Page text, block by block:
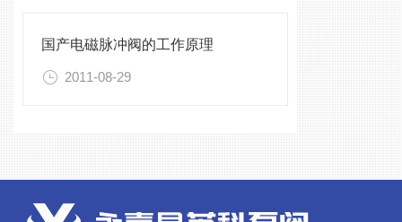
国产电磁脉冲阀的工作原理
2011-08-29